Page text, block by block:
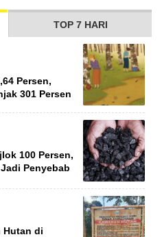
TOP 7 HARI
Persen,
301 Persen
100 Persen,
Penyebab
Hutan di